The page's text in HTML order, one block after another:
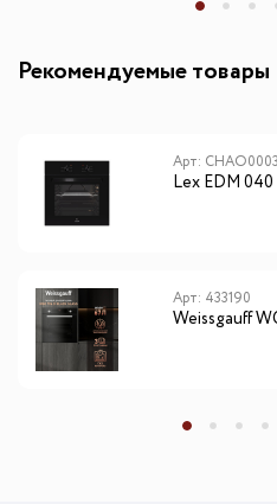
Рекомендуемые товары
Арт:
Lex EDM
Арт: 433190
Weissgauff